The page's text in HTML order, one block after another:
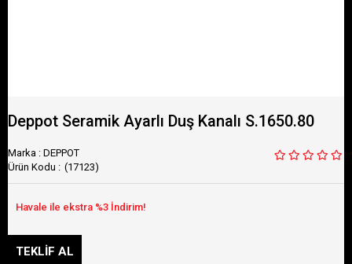
Deppot Seramik Ayarlı Duş Kanalı S.1650.80
Marka : DEPPOT
(17123)